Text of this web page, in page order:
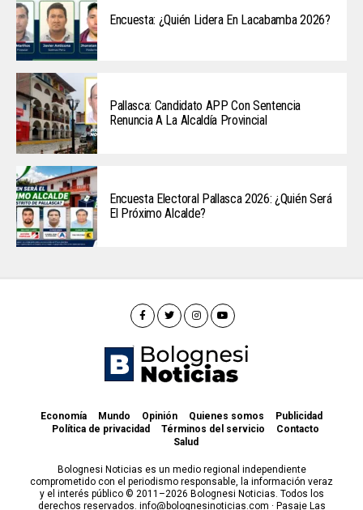
Encuesta: ¿Quién Lidera En Lacabamba 2026?
Pallasca: Candidato APP Con Sentencia
Renuncia A La Alcaldía Provincial
Encuesta Electoral Pallasca 2026: ¿Quién Será
El Próximo Alcalde?
Economía Mundo Opinión Quienes somos
Publicidad
Política de privacidad
Términos del servicio
Contacto
Salud
Bolognesi Noticias es un medio regional independiente
comprometido con el periodismo responsable, la información veraz
y el interés público © 2011–2026 Bolognesi Noticias. Todos los
derechos reservados. info@bolognesinoticias.com · Pasaje Las